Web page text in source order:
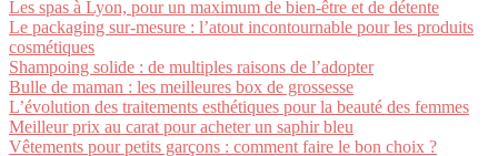
Les spas à Lyon, pour un maximum de bien-être et de détente
Le packaging sur-mesure : l’atout incontournable pour les produits
cosmétiques
Shampoing solide : de multiples raisons de l’adopter
Bulle de maman : les meilleures box de grossesse
L’évolution des traitements esthétiques pour la beauté des femmes
Meilleur prix au carat pour acheter un saphir bleu
Vêtements pour petits garçons : comment faire le bon choix ?